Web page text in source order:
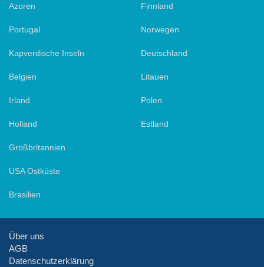
Azoren
Portugal
Kapverdische Inseln
Belgien
Irland
Holland
Großbritannien
USA Ostküste
Brasilien
Finnland
Norwegen
Deutschland
Litauen
Polen
Estland
Über uns
AGB
Datenschutzerklärung